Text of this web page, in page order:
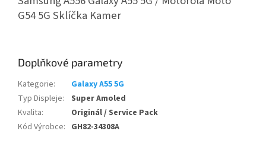
G54 5G Sklíčka Kamer
Doplňkové parametry
Kategorie:
Galaxy A55 5G
Typ Displeje:
Super Amoled
Kvalita:
Originál / Service Pack
Kód Výrobce: GH82-34308A